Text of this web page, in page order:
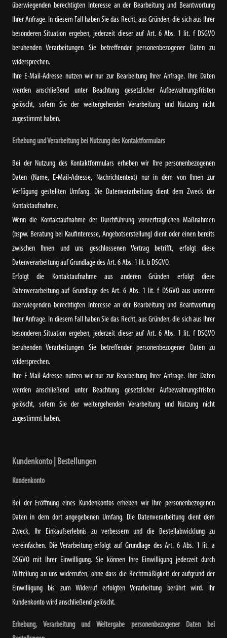
überwiegenden berechtigten Interesse an der Bearbeitung und Beantwortung
Ihrer Anfrage. In diesem Fall haben Sie das Recht, aus Gründen, die sich aus Ihrer
besonderen Situation ergeben, jederzeit dieser auf Art. 6 Abs. 1 lit. f DSGVO
beruhenden Verarbeitungen Sie betreffender personenbezogener Daten zu
widersprechen.
Ihre E-Mail-Adresse nutzen wir nur zur Bearbeitung Ihrer Anfrage. Ihre Daten
werden anschließend unter Beachtung gesetzlicher Aufbewahrungsfristen
gelöscht, sofern Sie der weitergehenden Verarbeitung und Nutzung nicht
zugestimmt haben.
Erhebung und Verarbeitung bei Nutzung des Kontaktformulars
Bei der Nutzung des Kontaktformulars erheben wir Ihre personenbezogenen
Daten (Name, E-Mail-Adresse, Nachrichtentext) nur in dem von Ihnen zur
Verfügung gestellten Umfang. Die Datenverarbeitung dient dem Zweck der
Kontaktaufnahme.
Wenn die Kontaktaufnahme der Durchführung vorvertraglichen Maßnahmen
(bspw. Beratung bei Kaufinteresse, Angebotserstellung) dient oder einen bereits
zwischen Ihnen und uns geschlossenen Vertrag betrifft, erfolgt diese
Datenverarbeitung auf Grundlage des Art. 6 Abs. 1 lit. b DSGVO.
Erfolgt die Kontaktaufnahme aus anderen Gründen erfolgt diese
Datenverarbeitung auf Grundlage des Art. 6 Abs. 1 lit. f DSGVO aus unserem
überwiegenden berechtigten Interesse an der Bearbeitung und Beantwortung
Ihrer Anfrage. In diesem Fall haben Sie das Recht, aus Gründen, die sich aus Ihrer
besonderen Situation ergeben, jederzeit dieser auf Art. 6 Abs. 1 lit. f DSGVO
beruhenden Verarbeitungen Sie betreffender personenbezogener Daten zu
widersprechen.
Ihre E-Mail-Adresse nutzen wir nur zur Bearbeitung Ihrer Anfrage. Ihre Daten
werden anschließend unter Beachtung gesetzlicher Aufbewahrungsfristen
gelöscht, sofern Sie der weitergehenden Verarbeitung und Nutzung nicht
zugestimmt haben.
Kundenkonto | Bestellungen
Kundenkonto
Bei der Eröffnung eines Kundenkontos erheben wir Ihre personenbezogenen
Daten in dem dort angegebenen Umfang. Die Datenverarbeitung dient dem
Zweck, Ihr Einkaufserlebnis zu verbessern und die Bestellabwicklung zu
vereinfachen. Die Verarbeitung erfolgt auf Grundlage des Art. 6 Abs. 1 lit. a
DSGVO mit Ihrer Einwilligung. Sie können Ihre Einwilligung jederzeit durch
Mitteilung an uns widerrufen, ohne dass die Rechtmäßigkeit der aufgrund der
Einwilligung bis zum Widerruf erfolgten Verarbeitung berührt wird. Ihr
Kundenkonto wird anschließend gelöscht.
Erhebung, Verarbeitung und Weitergabe personenbezogener Daten bei